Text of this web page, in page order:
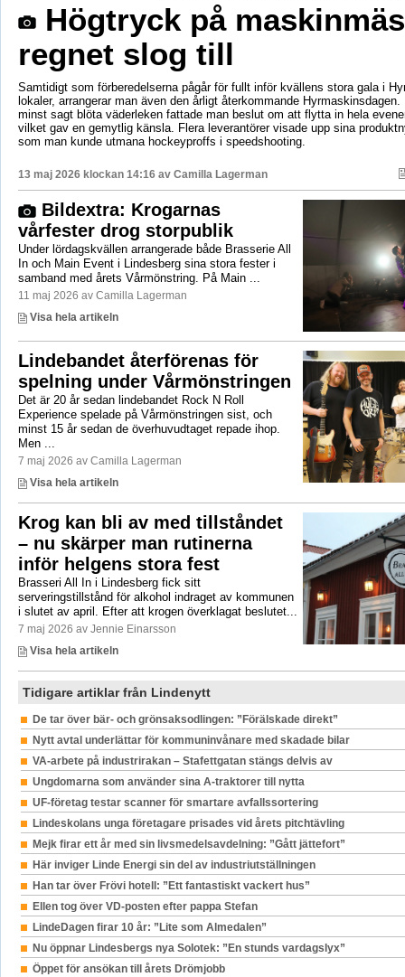
Högtryck på
regnet slog till
Samtidigt som förberedelserna pågår för fullt inför kvällens stora gala i
lokaler, arrangerar man även den årligt återkommande
minst sagt blöta väderleken fattade man beslut om att flytta in hela
vilket gav en gemytlig känsla. Flera leverantörer visade upp sina
som man kunde utmana hockeyproffs i speedshooting.
13 maj 2026 klockan 14:16 av Camilla Lagerman
Bildextra: Krogarnas
vårfester drog storpublik
Under lördagskvällen arrangerade både Brasserie All
In och Main Event i Lindesberg sina stora fester i
samband med årets Vårmönstring. På Main ...
11 maj 2026 av Camilla Lagerman
Visa hela artikeln
Lindebandet återförenas för
spelning under Vårmönstringen
Det är 20 år sedan lindebandet Rock N Roll
Experience spelade på Vårmönstringen sist, och
minst 15 år sedan de överhuvudtaget repade ihop.
Men ...
7 maj 2026 av Camilla Lagerman
Visa hela artikeln
Krog kan bli av med tillståndet
– nu skärper man rutinerna
inför helgens stora fest
Brasseri All In i Lindesberg fick sitt
serveringstillstånd för alkohol indraget av kommunen
i slutet av april. Efter att krogen överklagat beslutet...
7 maj 2026 av Jennie Einarsson
Visa hela artikeln
Tidigare artiklar från Lindenytt
De tar över bär- och grönsaksodlingen: ”Förälskade direkt”
Nytt avtal underlättar för kommuninvånare med skadade bilar
VA-arbete på industrirakan – Stafettgatan stängs delvis av
Ungdomarna som använder sina A-traktorer till nytta
UF-företag testar scanner för smartare avfallssortering
Lindeskolans unga företagare prisades vid årets pitchtävling
Mejk firar ett år med sin livsmedelsavdelning: ”Gått jättefort”
Här inviger Linde Energi sin del av industriutställningen
Han tar över Frövi hotell: ”Ett fantastiskt vackert hus”
Ellen tog över VD-posten efter pappa Stefan
LindeDagen firar 10 år: ”Lite som Almedalen”
Nu öppnar Lindesbergs nya Solotek: ”En stunds vardagslyx”
Öppet för ansökan till årets Drömjobb